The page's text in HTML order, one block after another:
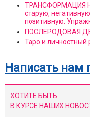
ТРАНСФОРМАЦИЯ
старую,
позитивную.
ПОСЛЕРОДОВАЯ
Таро и личностный
Написать нам
ХОТИТЕ БЫТЬ
В КУРСЕ НАШИХ